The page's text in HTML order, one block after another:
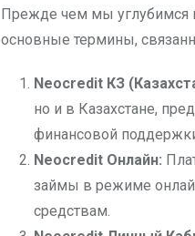
Прежде чем мы углубимся
основные термины,
Neocredit КЗ
но и в Казахстане,
финансовой
Neocredit Онлайн:
займы в режиме
средствам.